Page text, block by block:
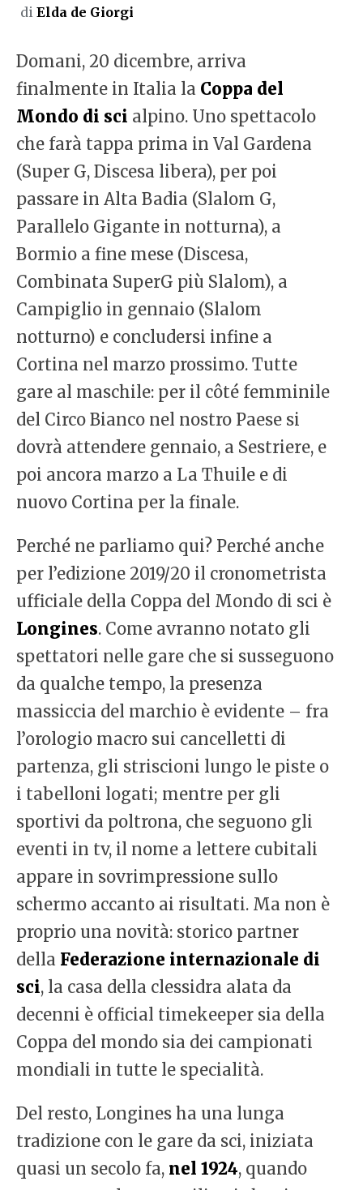
di Elda de Giorgi
Domani, 20 dicembre, arriva
finalmente in Italia la Coppa del
Mondo di sci alpino. Uno spettacolo
che farà tappa prima in Val Gardena
(Super G, Discesa libera), per poi
passare in Alta Badia (Slalom G,
Parallelo Gigante in notturna), a
Bormio a fine mese (Discesa,
Combinata SuperG più Slalom), a
Campiglio in gennaio (Slalom
notturno) e concludersi infine a
Cortina nel marzo prossimo. Tutte
gare al maschile: per il côté femminile
del Circo Bianco nel nostro Paese si
dovrà attendere gennaio, a Sestriere, e
poi ancora marzo a La Thuile e di
nuovo Cortina per la finale.
Perché ne parliamo qui? Perché anche
per l’edizione 2019/20 il cronometrista
ufficiale della Coppa del Mondo di sci è
Longines. Come avranno notato gli
spettatori nelle gare che si susseguono
da qualche tempo, la presenza
massiccia del marchio è evidente – fra
l’orologio macro sui cancelletti di
partenza, gli striscioni lungo le piste o
i tabelloni logati; mentre per gli
sportivi da poltrona, che seguono gli
eventi in tv, il nome a lettere cubitali
appare in sovrimpressione sullo
schermo accanto ai risultati. Ma non è
proprio una novità: storico partner
della Federazione internazionale di
sci, la casa della clessidra alata da
decenni è official timekeeper sia della
Coppa del mondo sia dei campionati
mondiali in tutte le specialità.
Del resto, Longines ha una lunga
tradizione con le gare da sci, iniziata
quasi un secolo fa, nel 1924, quando